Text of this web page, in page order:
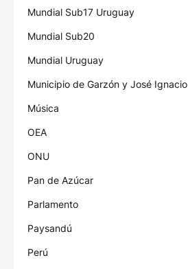
Mundial Sub17 Uruguay
Mundial Sub20
Mundial Uruguay
Municipio de Garzón y José Ignacio
Música
OEA
ONU
Pan de Azúcar
Parlamento
Paysandú
Perú